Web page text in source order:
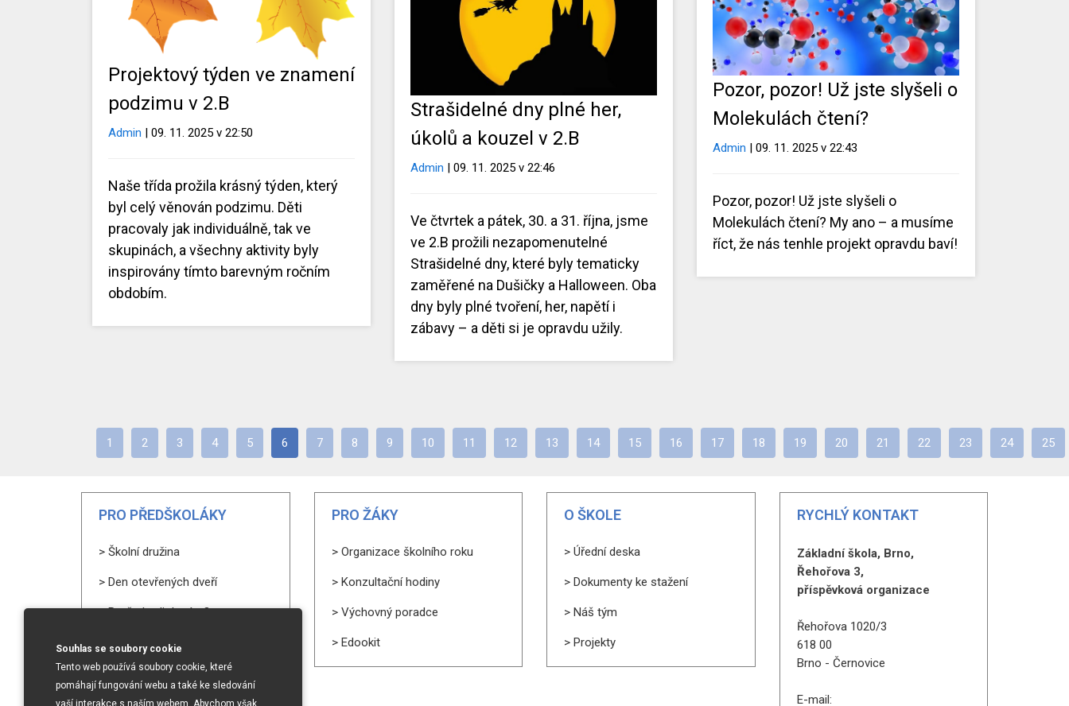
Souhlas se soubory cookie
Tento web používá soubory cookie, které
pomáhají fungování webu a také ke sledování
vaší interakce s naším webem. Abychom však
Projektový týden ve znamení
podzimu v 2.B
Admin | 09. 11. 2025 v 22:50
Naše třída prožila krásný týden, který
byl celý věnován podzimu. Děti
pracovaly jak individuálně, tak ve
skupinách, a všechny aktivity byly
inspirovány tímto barevným ročním
obdobím.
Strašidelné dny plné her,
úkolů a kouzel v 2.B
Admin | 09. 11. 2025 v 22:46
Ve čtvrtek a pátek, 30. a 31. října, jsme
ve 2.B prožili nezapomenutelné
Strašidelné dny, které byly tematicky
zaměřené na Dušičky a Halloween. Oba
dny byly plné tvoření, her, napětí i
zábavy – a děti si je opravdu užily.
Pozor, pozor! Už jste slyšeli o
Molekulách čtení?
Admin | 09. 11. 2025 v 22:43
Pozor, pozor! Už jste slyšeli o
Molekulách čtení? My ano – a musíme
říct, že nás tenhle projekt opravdu baví!
1 2 3 4 5 6 7 8 9 10 11 12 13 14 15 16 17 18 19 20 21 22 23 24 25
PRO PŘEDŠKOLÁKY
> Školní družina
> Den otevřených dveří
> Proč chodit k nám?
> Zájmové kroužky
PRO ŽÁKY
> Organizace školního roku
> Konzultační hodiny
> Výchovný poradce
> Edookit
O ŠKOLE
> Úřední deska
> Dokumenty ke stažení
> Náš tým
> Projekty
RYCHLÝ KONTAKT
Základní škola, Brno,
Řehořova 3,
příspěvková organizace
Řehořova 1020/3
618 00
Brno - Černovice
E-mail: